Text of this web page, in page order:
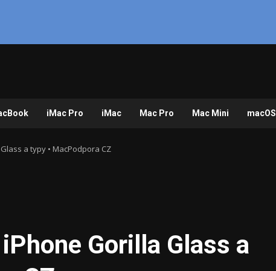
iMac Pro iMac Mac Pro Mac Mini macOS
a typy • MacPodpora CZ
Gorilla Glass a